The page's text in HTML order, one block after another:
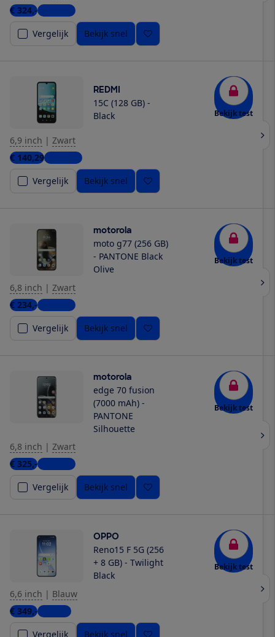
€ 324,-6 winkels
Vergelijk
Bekijk snel
REDMI
15C (128 GB) -
Black
Bekijk test
6,9 inch | Zwart
€ 140,292 winkels
Vergelijk
Bekijk snel
motorola
moto g77 (256 GB)
- PANTONE Black
Olive
Bekijk test
6,8 inch | Zwart
€ 234,-3 winkels
Vergelijk
Bekijk snel
motorola
edge 70 fusion
(7000 mAh) -
PANTONE
Silhouette
Bekijk test
6,8 inch | Zwart
€ 325,-3 winkels
Vergelijk
Bekijk snel
OPPO
Reno15 F 5G (256
+ 8 GB) - Twilight
Black
Bekijk test
6,6 inch | Blauw
€ 349,-1 winkel
Vergelijk
Bekijk snel